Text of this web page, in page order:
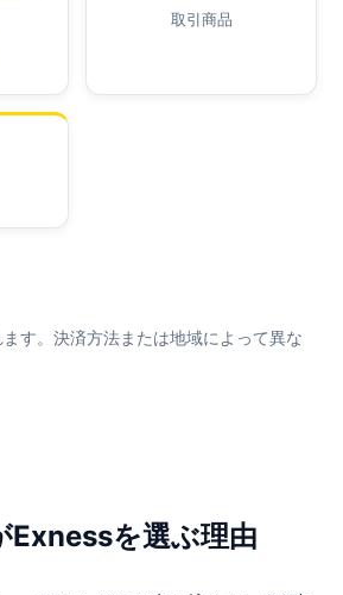
取引商品
す。決済方法または地域によって異な
Exnessを選ぶ理由